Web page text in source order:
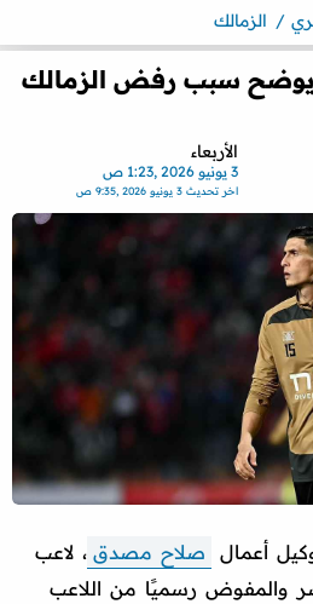
الزمالك
سبب رفض الزمالك
الأربعاء
3 يونيو 2026 ,1:23 ص
اخر تحديث3 يونيو 2026 ,9:35 ص
أعمال صلاح مصدق ، لاعب
والمفوض رسميًا من اللاعب